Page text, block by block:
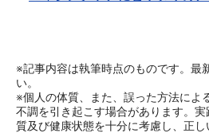
※記事内容は執筆時点のものです。最
い。
※個人の体質、また、誤った方法によ
不調を引き起こす場合があります。
質及び健康状態を十分に考慮し、正し